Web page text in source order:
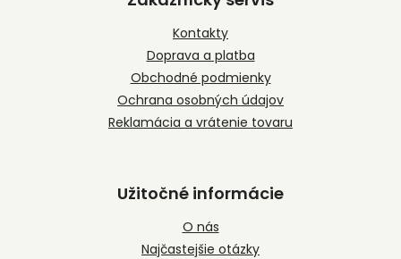
Kontakty
Doprava a platba
Obchodné podmienky
Ochrana osobných údajov
Reklamácia a vrátenie tovaru
Užitočné informácie
O nás
Najčastejšie otázky